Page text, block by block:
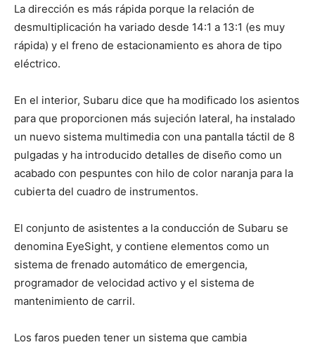
La dirección es más rápida porque la relación de
desmultiplicación ha variado desde 14:1 a 13:1 (es muy
rápida) y el freno de estacionamiento es ahora de tipo
eléctrico.
En el interior, Subaru dice que ha modificado los asientos
para que proporcionen más sujeción lateral, ha instalado
un nuevo sistema multimedia con una pantalla táctil de 8
pulgadas y ha introducido detalles de diseño como un
acabado con pespuntes con hilo de color naranja para la
cubierta del cuadro de instrumentos.
El conjunto de asistentes a la conducción de Subaru se
denomina EyeSight, y contiene elementos como un
sistema de frenado automático de emergencia,
programador de velocidad activo y el sistema de
mantenimiento de carril.
Los faros pueden tener un sistema que cambia